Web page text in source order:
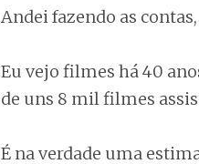
Andei fazendo as
Eu vejo filmes há 40
de uns 8 mil filmes
É na verdade uma